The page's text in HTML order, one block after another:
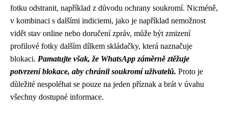
fotku odstranit, například z důvodu ochrany soukromí. Nicméně,
v kombinaci s dalšími indiciemi, jako je například nemožnost
vidět stav online nebo doručení zpráv, může být zmizení
profilové fotky dalším dílkem skládačky, která naznačuje
blokaci. Pamatujte však, že WhatsApp záměrně ztěžuje
potvrzení blokace, aby chránil soukromí uživatelů. Proto je
důležité nespoléhat se pouze na jeden příznak a brát v úvahu
všechny dostupné informace.